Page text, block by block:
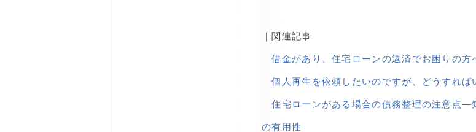
｜ 関連記事
借金があり、住宅ローンの返済でお困りの
個人再生を依頼したいのですが、どうすれば
住宅ローンがある場合の債務整理の注意点―
の有用性